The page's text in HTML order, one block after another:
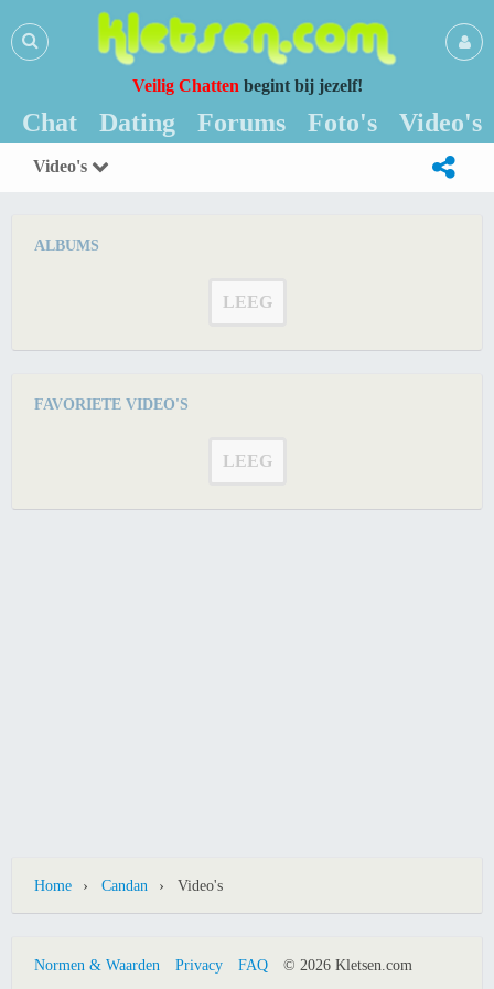
Veilig Chatten begint bij jezelf!
Chat Dating Forums Foto's Video's
Video's
ALBUMS
LEEG
FAVORIETE VIDEO'S
LEEG
Home › Candan › Video's
Normen & Waarden Privacy FAQ © 2026 Kletsen.com